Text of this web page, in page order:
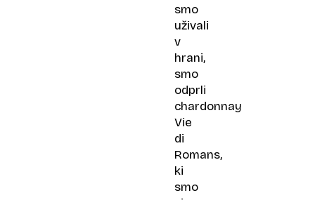
smo
uživali
v
hrani,
smo
odprli
chardonnay
Vie
di
Romans,
ki
smo